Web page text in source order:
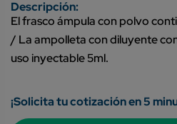
El frasco ámpula con polvo
/ La ampolleta con diluyente
uso inyectable 5ml.
¡Solicita tu cotización en 5